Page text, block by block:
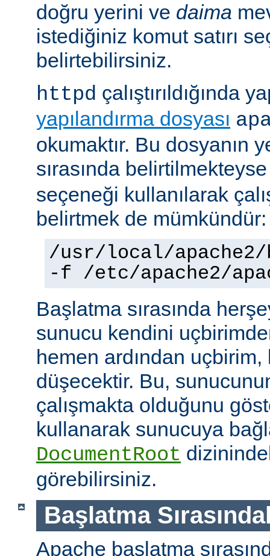
doğru yerini ve daima
istediğiniz komut satırı
belirtebilirsiniz.
httpd çalıştırıldığında
yapılandırma dosyası
okumaktır. Bu dosyanın
sırasında
seçeneği kullanılarak
belirtmek de mümkündür:
/usr/local/
-f /etc/apache2/
Başlatma sırasında
sunucu kendini
hemen ardından
düşecektir. Bu,
çalışmakta olduğunu
kullanarak sunucuya
DocumentRoot
görebilirsiniz.
Başlatma
Apache başlatma